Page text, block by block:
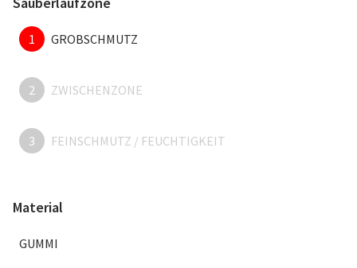
1 GROBSCHMUTZ
2 ZWISCHENZONE
3 FEINSCHMUTZ / FEUCHTIGKEIT
Material
GUMMI